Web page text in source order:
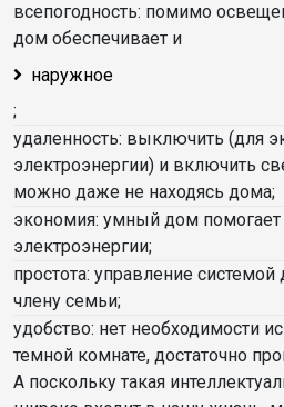
всепогодность: помимо
дом обеспечивает и
наружное
;
удаленность: выключить (для
электроэнергии) и включить
можно даже не находясь дома;
экономия: умный дом
электроэнергии;
простота: управление
члену семьи;
удобство: нет необходимости
темной комнате, достаточно
А поскольку такая